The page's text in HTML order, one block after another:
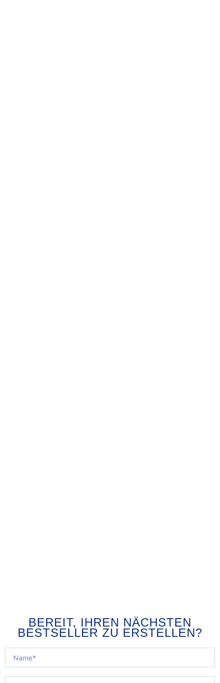
BEREIT, IHREN NÄCHSTEN
BESTSELLER ZU ERSTELLEN?